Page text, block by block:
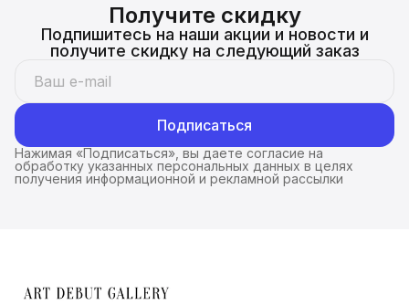
Получите скидку
Подпишитесь на наши акции и новости и
получите скидку на следующий заказ
Подписаться
Нажимая «Подписаться», вы даете согласие на
обработку указанных персональных данных в целях
получения информационной и рекламной рассылки